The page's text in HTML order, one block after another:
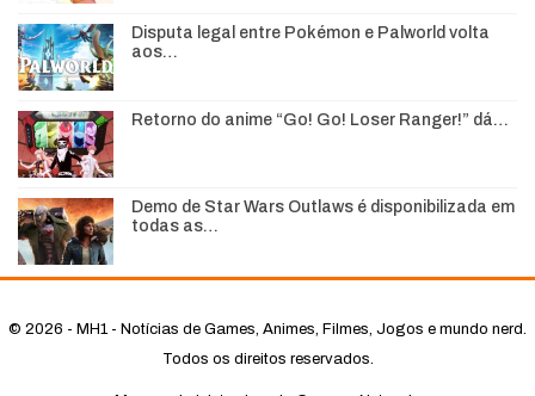
Disputa legal entre Pokémon e Palworld volta
aos…
Retorno do anime “Go! Go! Loser Ranger!” dá…
Demo de Star Wars Outlaws é disponibilizada em
todas as…
© 2026 - MH1 - Notícias de Games, Animes, Filmes, Jogos e mundo nerd.
Todos os direitos reservados.